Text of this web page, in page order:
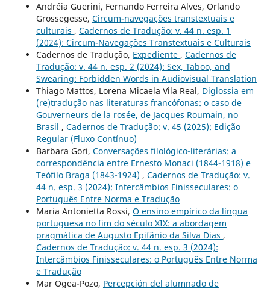
Andréia Guerini, Fernando Ferreira Alves, Orlando
Grossegesse, Circum-navegações transtextuais e
culturais , Cadernos de Tradução: v. 44 n. esp. 1
(2024): Circum-Navegações Transtextuais e Culturais
Cadernos de Tradução, Expediente , Cadernos de
Tradução: v. 44 n. esp. 2 (2024): Sex, Taboo, and
Swearing: Forbidden Words in Audiovisual Translation
Thiago Mattos, Lorena Micaela Vila Real, Diglossia em
(re)tradução nas literaturas francófonas: o caso de
Gouverneurs de la rosée, de Jacques Roumain, no
Brasil , Cadernos de Tradução: v. 45 (2025): Edição
Regular (Fluxo Contínuo)
Barbara Gori, Conversações filológico-literárias: a
correspondência entre Ernesto Monaci (1844-1918) e
Teófilo Braga (1843-1924) , Cadernos de Tradução: v.
44 n. esp. 3 (2024): Intercâmbios Finisseculares: o
Português Entre Norma e Tradução
Maria Antonietta Rossi, O ensino empírico da língua
portuguesa no fim do século XIX: a abordagem
pragmática de Augusto Epifânio da Silva Dias ,
Cadernos de Tradução: v. 44 n. esp. 3 (2024):
Intercâmbios Finisseculares: o Português Entre Norma
e Tradução
Mar Ogea-Pozo, Percepción del alumnado de